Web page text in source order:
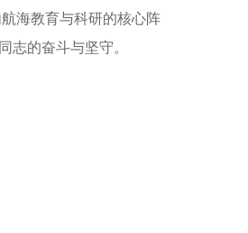
海教育与科研的核心阵
的奋斗与坚守。